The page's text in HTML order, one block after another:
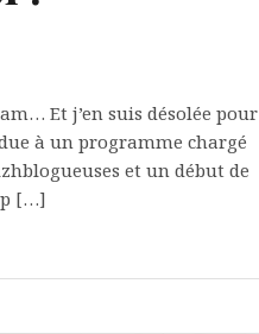
Et j’en suis désolée pour
à un programme chargé
et un début de
[…]